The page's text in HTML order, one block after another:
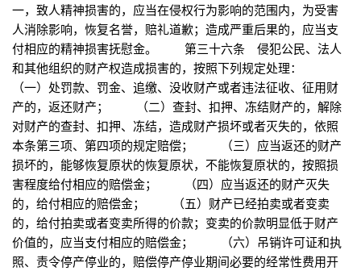
一，致人精神损害的，应当在侵权行为影响的范围内，为受害
人消除影响，恢复名誉，赔礼道歉；造成严重后果的，应当支
付相应的精神损害抚慰金。 第三十六条 侵犯公民、法人
和其他组织的财产权造成损害的，按照下列规定处理：
（一）处罚款、罚金、追缴、没收财产或者违法征收、征用财
产的，返还财产； （二）查封、扣押、冻结财产的，解除
对财产的查封、扣押、冻结，造成财产损坏或者灭失的，依照
本条第三项、第四项的规定赔偿； （三）应当返还的财产
损坏的，能够恢复原状的恢复原状，不能恢复原状的，按照损
害程度给付相应的赔偿金； （四）应当返还的财产灭失
的，给付相应的赔偿金； （五）财产已经拍卖或者变卖
的，给付拍卖或者变卖所得的价款；变卖的价款明显低于财产
价值的，应当支付相应的赔偿金； （六）吊销许可证和执
照、责令停产停业的，赔偿停产停业期间必要的经常性费用开